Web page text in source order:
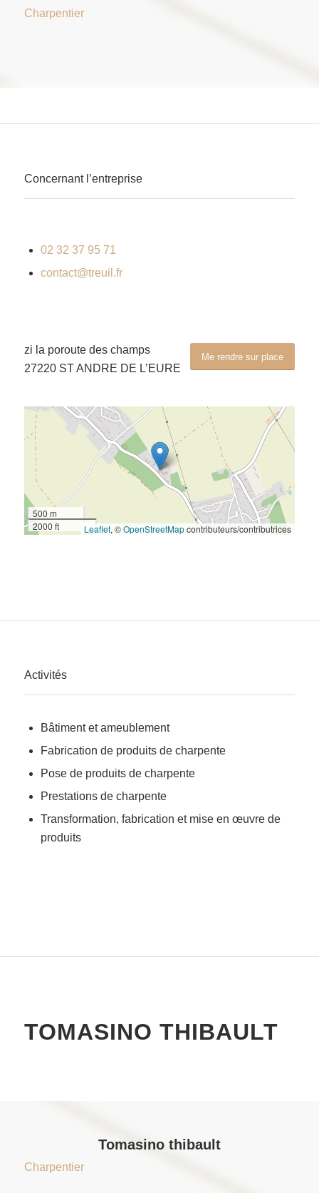
Charpentier
Concernant l’entreprise
02 32 37 95 71
contact@treuil.fr
Me rendre sur place
zi la poroute des champs
27220 ST ANDRE DE L’EURE
500 m
2000 ft
Leaflet, ©OpenStreetMapcontributeurs/contributrices
Activités
Bâtiment et ameublement
Fabrication de produits de charpente
Pose de produits de charpente
Prestations de charpente
Transformation, fabrication et mise en œuvre de
produits
TOMASINO THIBAULT
Tomasino thibault
Charpentier